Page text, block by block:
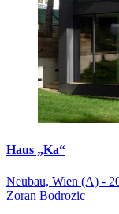
Haus „Ka“
Neubau, Wien (A) -
Zoran Bodrozic